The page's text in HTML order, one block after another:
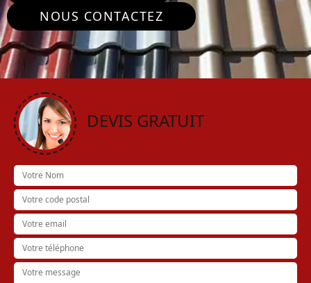
NOUS CONTACTEZ
DEVIS GRATUIT